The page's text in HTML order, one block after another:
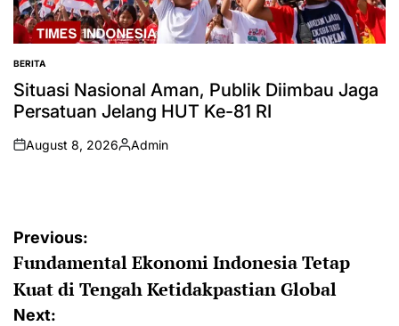
POSTED
IN
BERITA
Situasi Nasional Aman, Publik Diimbau Jaga
Persatuan Jelang HUT Ke-81 RI
on
August 8, 2026
Posted
Admin
Post
navigation
Previous:
Fundamental Ekonomi Indonesia Tetap
Kuat di Tengah Ketidakpastian Global
Next: